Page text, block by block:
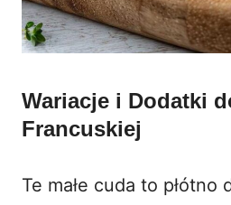
Wariacje i Dodatki
Francuskiej
Te małe cuda to płótno